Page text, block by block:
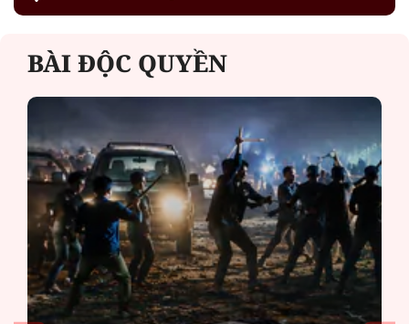
BÀI ĐỘC QUYỀN